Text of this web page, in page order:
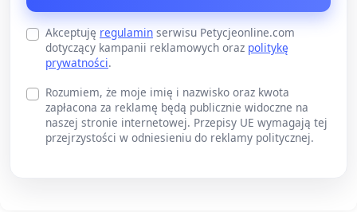
Akceptuję regulamin serwisu Petycjeonline.com
dotyczący kampanii reklamowych oraz politykę
prywatności.
Rozumiem, że moje imię i nazwisko oraz kwota
zapłacona za reklamę będą publicznie widoczne na
naszej stronie internetowej. Przepisy UE wymagają tej
przejrzystości w odniesieniu do reklamy politycznej.